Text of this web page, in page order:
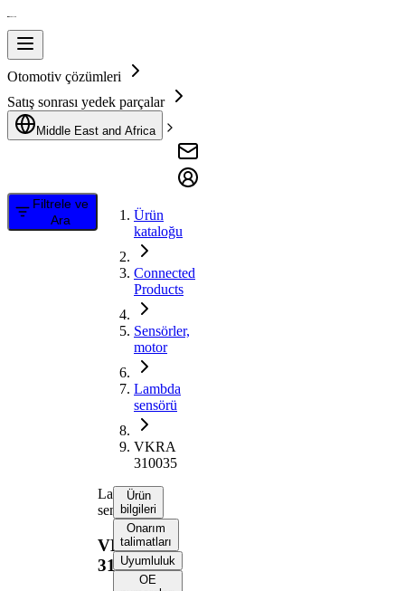
Otomotiv çözümleri
Satış sonrası yedek parçalar
Middle East and Africa
Filtrele ve
Ara
Ürün
kataloğu
Connected
Products
Sensörler,
motor
Lambda
sensörü
VKRA
310035
Lambda
sensörü
VKRA
310035
Ürün
bilgileri
Onarım
talimatları
Uyumluluk
OE